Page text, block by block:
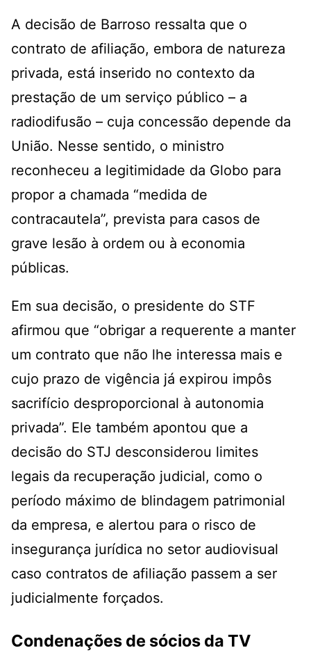
A decisão de Barroso ressalta que o
contrato de afiliação, embora de natureza
privada, está inserido no contexto da
prestação de um serviço público – a
radiodifusão – cuja concessão depende da
União. Nesse sentido, o ministro
reconheceu a legitimidade da Globo para
propor a chamada “medida de
contracautela”, prevista para casos de
grave lesão à ordem ou à economia
públicas.
Em sua decisão, o presidente do STF
afirmou que “obrigar a requerente a manter
um contrato que não lhe interessa mais e
cujo prazo de vigência já expirou impôs
sacrifício desproporcional à autonomia
privada”. Ele também apontou que a
decisão do STJ desconsiderou limites
legais da recuperação judicial, como o
período máximo de blindagem patrimonial
da empresa, e alertou para o risco de
insegurança jurídica no setor audiovisual
caso contratos de afiliação passem a ser
judicialmente forçados.
Condenações de sócios da TV